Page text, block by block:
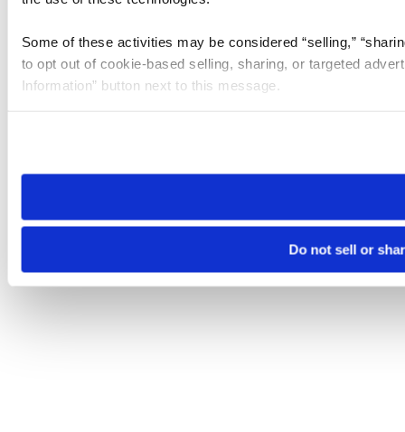
Some of these activities may be considered “selling,”
to opt out of cookie-based selling, sharing, or targeted
Information” button next to this message.
need to be set again.
Do not sell or